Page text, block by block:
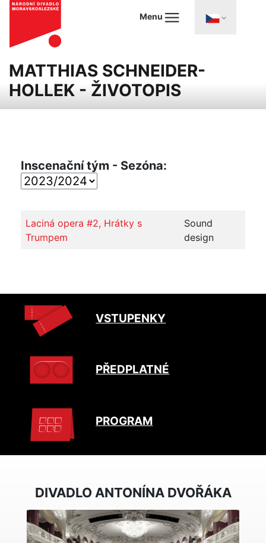
Menu
MATTHIAS SCHNEIDER-
HOLLEK - ŽIVOTOPIS
Inscenační tým - Sezóna:
Laciná opera #2, Hrátky s
Trumpem
Sound
design
VSTUPENKY
PŘEDPLATNÉ
PROGRAM
DIVADLO ANTONÍNA DVOŘÁKA